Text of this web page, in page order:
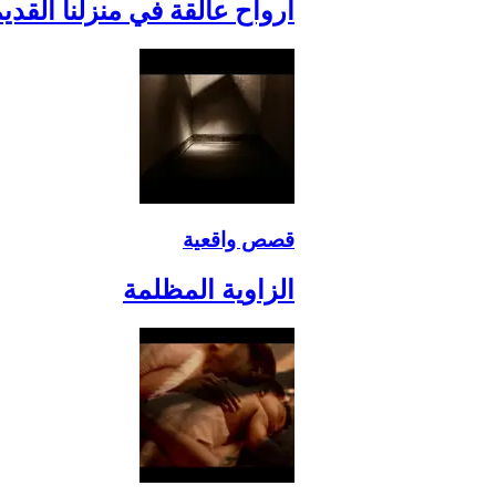
أرواح عالقة في منزلنا
قصص واقعية
الزاوية المظلمة